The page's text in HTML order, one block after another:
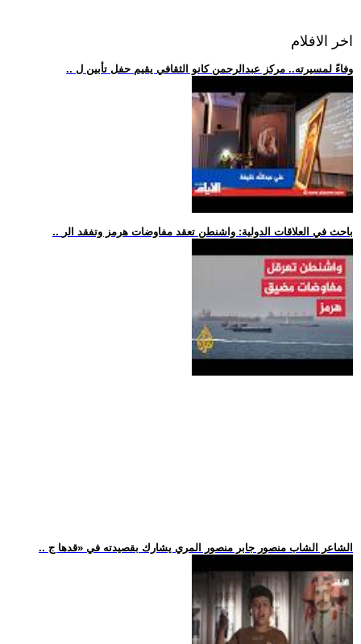
اخر الافلام
.. وفاءً لمسيرته.. مركز عبدالرحمن كانو الثقافي يقيم حفل تأبين ل
.. باحث في العلاقات الدولية: واشنطن تعقد مفاوضات هرمز وتفقد الر
.. الشاعر الشاب منصور جابر منصور المري يشارك بقصيدته في «قدها ج